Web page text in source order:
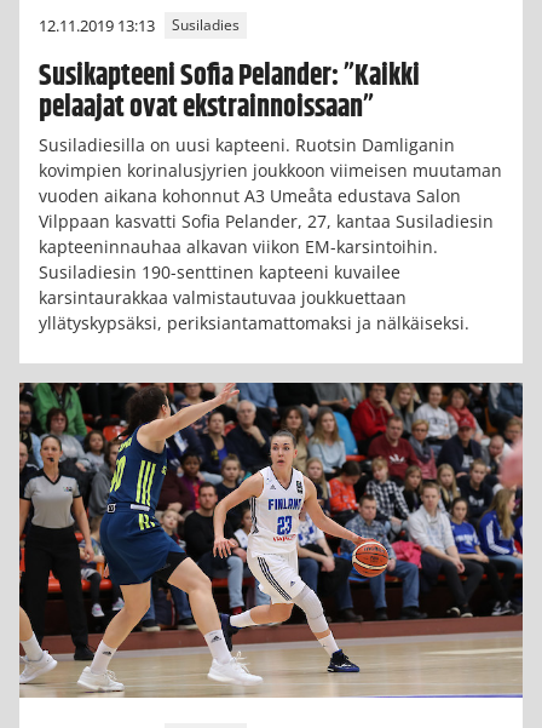
12.11.2019 13:13 Susiladies
Susikapteeni Sofia Pelander: ”Kaikki
pelaajat ovat ekstrainnoissaan”
Susiladiesilla on uusi kapteeni. Ruotsin Damliganin
kovimpien korinalusjyrien joukkoon viimeisen muutaman
vuoden aikana kohonnut A3 Umeåta edustava Salon
Vilppaan kasvatti Sofia Pelander, 27, kantaa Susiladiesin
kapteeninnauhaa alkavan viikon EM-karsintoihin.
Susiladiesin 190-senttinen kapteeni kuvailee
karsintaurakkaa valmistautuvaa joukkuettaan
yllätyskypsäksi, periksiantamattomaksi ja nälkäiseksi.